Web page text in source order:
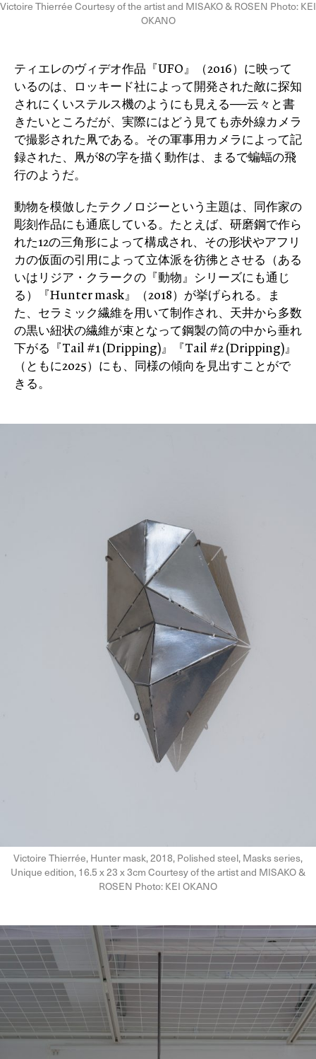
Victoire Thierrée Courtesy of the artist and MISAKO & ROSEN Photo: KEI
OKANO
ティエレのヴィデオ作品『UFO』（2016）に映って
いるのは、ロッキード社によって開発された敵に探知
されにくいステルス機のようにも見える──云々と書
きたいところだが、実際にはどう見ても赤外線カメラ
で撮影された凧である。その軍事用カメラによって記
録された、凧が8の字を描く動作は、まるで蝙蝠の飛
行のようだ。
動物を模倣したテクノロジーという主題は、同作家の
彫刻作品にも通底している。たとえば、研磨鋼で作ら
れた12の三角形によって構成され、その形状やアフリ
カの仮面の引用によって立体派を彷彿とさせる（ある
いはリジア・クラークの『動物』シリーズにも通じ
る）『Hunter mask』（2018）が挙げられる。ま
た、セラミック繊維を用いて制作され、天井から多数
の黒い紐状の繊維が束となって鋼製の筒の中から垂れ
下がる『Tail #1 (Dripping)』『Tail #2 (Dripping)』
（ともに2025）にも、同様の傾向を見出すことがで
きる。
Victoire Thierrée, Hunter mask, 2018, Polished steel, Masks series,
Unique edition, 16.5 x 23 x 3cm Courtesy of the artist and MISAKO &
ROSEN Photo: KEI OKANO